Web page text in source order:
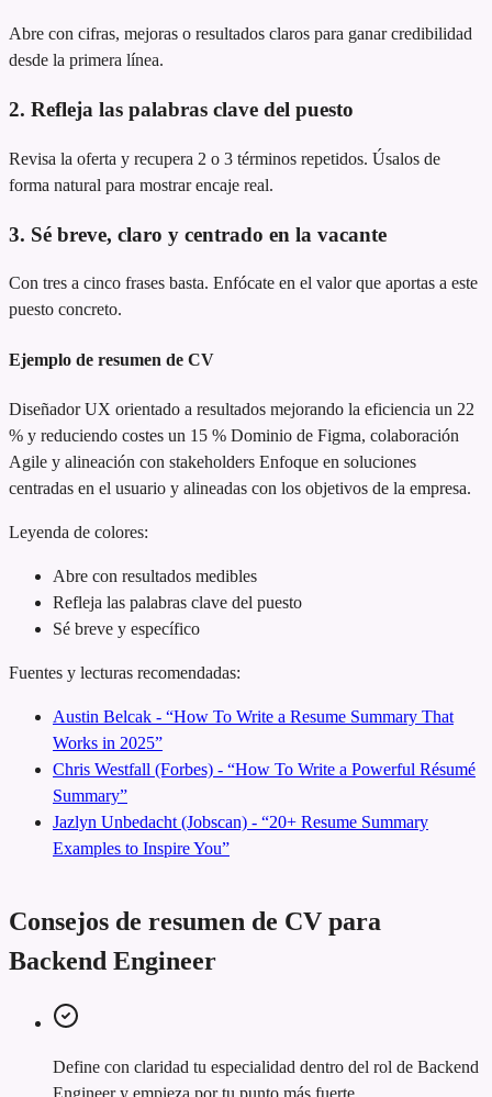
Abre con cifras, mejoras o resultados claros para ganar credibilidad
desde la primera línea.
2. Refleja las palabras clave del puesto
Revisa la oferta y recupera 2 o 3 términos repetidos. Úsalos de
forma natural para mostrar encaje real.
3. Sé breve, claro y centrado en la vacante
Con tres a cinco frases basta. Enfócate en el valor que aportas a este
puesto concreto.
Ejemplo de resumen de CV
Diseñador UX orientado a resultados mejorando la eficiencia un 22
% y reduciendo costes un 15 % Dominio de Figma, colaboración
Agile y alineación con stakeholders Enfoque en soluciones
centradas en el usuario y alineadas con los objetivos de la empresa.
Leyenda de colores:
Abre con resultados medibles
Refleja las palabras clave del puesto
Sé breve y específico
Fuentes y lecturas recomendadas:
Austin Belcak - “How To Write a Resume Summary That
Works in 2025”
Chris Westfall (Forbes) - “How To Write a Powerful Résumé
Summary”
Jazlyn Unbedacht (Jobscan) - “20+ Resume Summary
Examples to Inspire You”
Consejos de resumen de CV para
Backend Engineer
Define con claridad tu especialidad dentro del rol de Backend
Engineer y empieza por tu punto más fuerte.